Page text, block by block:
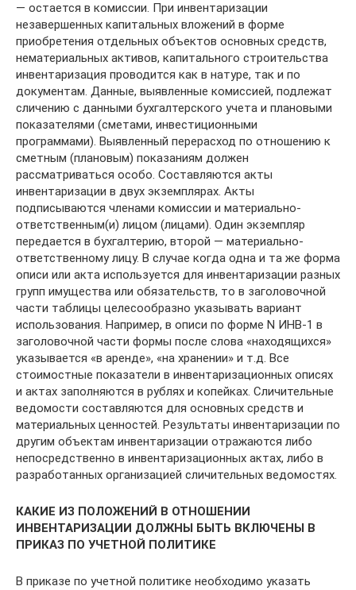
— остается в комиссии. При инвентаризации
незавершенных капитальных вложений в форме
приобретения отдельных объектов основных средств,
нематериальных активов, капитального строительства
инвентаризация проводится как в натуре, так и по
документам. Данные, выявленные комиссией, подлежат
сличению с данными бухгалтерского учета и плановыми
показателями (сметами, инвестиционными
программами). Выявленный перерасход по отношению к
сметным (плановым) показаниям должен
рассматриваться особо. Составляются акты
инвентаризации в двух экземплярах. Акты
подписываются членами комиссии и материально-
ответственным(и) лицом (лицами). Один экземпляр
передается в бухгалтерию, второй — материально-
ответственному лицу. В случае когда одна и та же форма
описи или акта используется для инвентаризации разных
групп имущества или обязательств, то в заголовочной
части таблицы целесообразно указывать вариант
использования. Например, в описи по форме N ИНВ-1 в
заголовочной части формы после слова «находящихся»
указывается «в аренде», «на хранении» и т.д. Все
стоимостные показатели в инвентаризационных описях
и актах заполняются в рублях и копейках. Сличительные
ведомости составляются для основных средств и
материальных ценностей. Результаты инвентаризации по
другим объектам инвентаризации отражаются либо
непосредственно в инвентаризационных актах, либо в
разработанных организацией сличительных ведомостях.
КАКИЕ ИЗ ПОЛОЖЕНИЙ В ОТНОШЕНИИ
ИНВЕНТАРИЗАЦИИ ДОЛЖНЫ БЫТЬ ВКЛЮЧЕНЫ В
ПРИКАЗ ПО УЧЕТНОЙ ПОЛИТИКЕ
В приказе по учетной политике необходимо указать